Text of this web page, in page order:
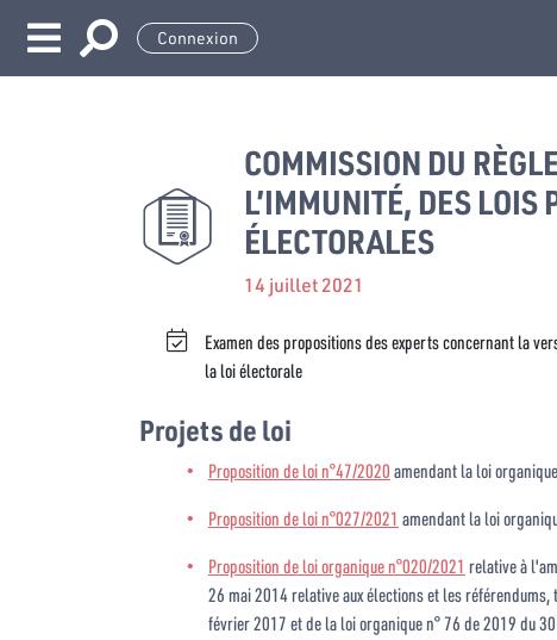
Connexion
COMMISSION DU
L’IMMUNITÉ, DES LOIS
ÉLECTORALES
14 juillet 2021
Examen des propositions des experts concernant la
la loi électorale
Projets de loi
Proposition de loi n°47/2020amendant la loi
Proposition de loi n°027/2021 amendant la loi
Proposition de loi organique n°020/2021 relative à
26 mai 2014 relative aux élections et les
février 2017 et de la loi organique n° 76 de 2019 du